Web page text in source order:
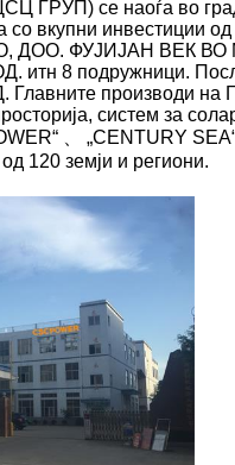
се наоѓа во
со вкупни инвестиции
ДОО. ФУJИЈАН ВЕК
8 подружници.
Главните производи на
систем за
、 „CENTURY
120 земји и региони.